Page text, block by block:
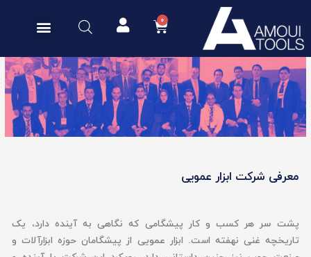
معرفی شرکت ابزار عمویی
پشت سر هر کسب و کار پیشگامی که نگاهی به آینده دارد، یک
تاریخچه غنی نهفته است. ابزار عمویی از پیشگامان حوزه ابزارآلات و